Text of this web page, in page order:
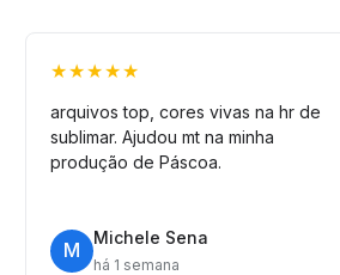
★★★★★
arquivos top, cores vivas na hr de
sublimar. Ajudou mt na minha
produção de Páscoa.
M
Michele Sena
há 1 semana